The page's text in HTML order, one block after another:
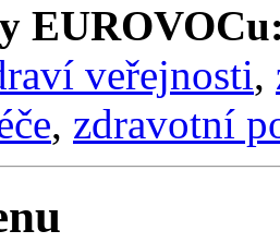
veřejnosti,
, zdravotní